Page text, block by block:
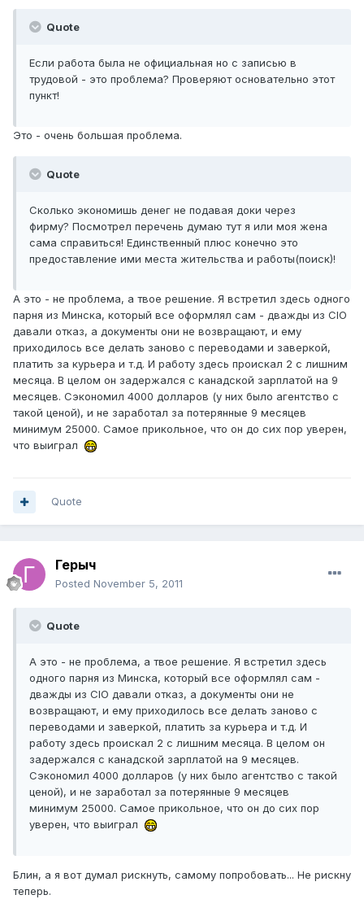
Quote
Если работа была не официальная но с записью в
трудовой - это проблема? Проверяют основательно этот
пункт!
Это - очень большая проблема.
Quote
Сколько экономишь денег не подавая доки через
фирму? Посмотрел перечень думаю тут я или моя жена
сама справиться! Единственный плюс конечно это
предоставление ими места жительства и работы(поиск)!
А это - не проблема, а твое решение. Я встретил здесь одного
парня из Минска, который все оформлял сам - дважды из CIO
давали отказ, а документы они не возвращают, и ему
приходилось все делать заново с переводами и заверкой,
платить за курьера и т.д. И работу здесь проискал 2 с лишним
месяца. В целом он задержался с канадской зарплатой на 9
месяцев. Сэкономил 4000 долларов (у них было агентство с
такой ценой), и не заработал за потерянные 9 месяцев
минимум 25000. Самое прикольное, что он до сих пор уверен,
что выиграл
Quote
Герыч
Posted November 5, 2011
Quote
А это - не проблема, а твое решение. Я встретил здесь
одного парня из Минска, который все оформлял сам -
дважды из CIO давали отказ, а документы они не
возвращают, и ему приходилось все делать заново с
переводами и заверкой, платить за курьера и т.д. И
работу здесь проискал 2 с лишним месяца. В целом он
задержался с канадской зарплатой на 9 месяцев.
Сэкономил 4000 долларов (у них было агентство с такой
ценой), и не заработал за потерянные 9 месяцев
минимум 25000. Самое прикольное, что он до сих пор
уверен, что выиграл
Блин, а я вот думал рискнуть, самому попробовать... Не рискну
теперь.